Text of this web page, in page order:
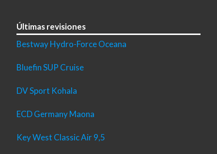
Últimas revisiones
Bestway Hydro-Force Oceana
Bluefin SUP Cruise
DV Sport Kohala
ECD Germany Maona
Key West Classic Air 9,5